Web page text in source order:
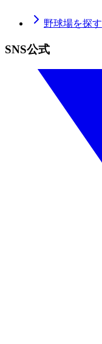
野球場を探す
SNS公式